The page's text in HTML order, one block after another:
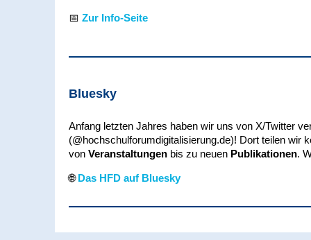
📅 Zur Info-Seite
Bluesky
Anfang letzten Jahres haben wir uns von X/Twitter
(@hochschulforumdigitalisierung.de)! Dort teilen wir
von Veranstaltungen bis zu neuen Publikationen.
🌐Das HFD auf Bluesky